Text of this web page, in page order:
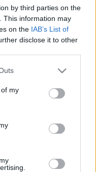
by third parties on the
This information may
on the IAB’s List of
disclose it to other
one or more Google
You may click to
its third-party tags to
in below Google
my
Jelszó
felhasználónevét?
Bejelentkezés
térképes